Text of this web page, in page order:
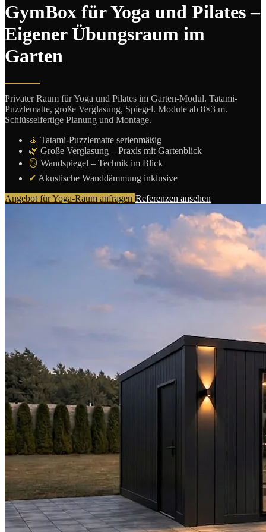
GymBox für Yoga und Pilates –
Eigener Übungsraum im
Garten
Privater Raum für Yoga und Pilates im Garten-Modul. Tatami-
Puzzlematte, große Verglasung, Spiegel. Module ab 8×3 m.
Schlüsselfertige Planung und Montage.
🧘 Tatami-Puzzlematte serienmäßig
🌿 Große Verglasung – Praxis mit Gartenblick
🪞 Wandspiegel – Technik im Blick
✔ Akustische Wanddämmung inklusive
Angebot für Yoga-Raum anfragen Referenzen ansehen